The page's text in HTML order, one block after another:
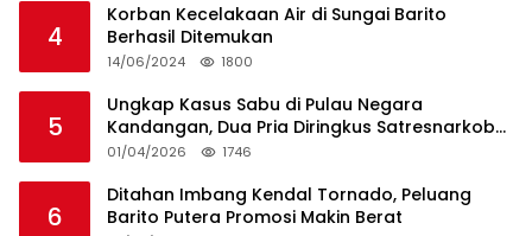
4
Korban Kecelakaan Air di Sungai Barito
Berhasil Ditemukan
14/06/2024 1800
5
Ungkap Kasus Sabu di Pulau Negara
Kandangan, Dua Pria Diringkus Satresnarkoba
HSS
01/04/2026 1746
6
Ditahan Imbang Kendal Tornado, Peluang
Barito Putera Promosi Makin Berat